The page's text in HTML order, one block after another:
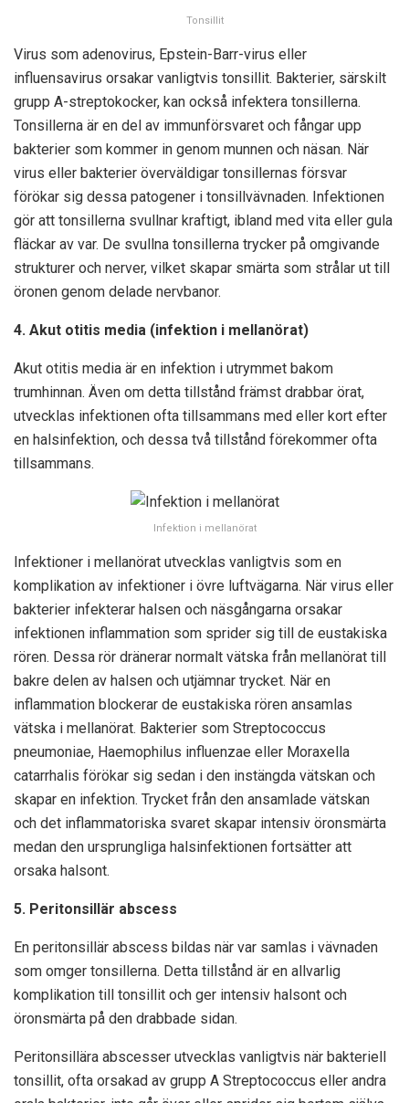
Tonsillit
Virus som adenovirus, Epstein-Barr-virus eller
influensavirus orsakar vanligtvis tonsillit. Bakterier, särskilt
grupp A-streptokocker, kan också infektera tonsillerna.
Tonsillerna är en del av immunförsvaret och fångar upp
bakterier som kommer in genom munnen och näsan. När
virus eller bakterier överväldigar tonsillernas försvar
förökar sig dessa patogener i tonsillvävnaden. Infektionen
gör att tonsillerna svullnar kraftigt, ibland med vita eller gula
fläckar av var. De svullna tonsillerna trycker på omgivande
strukturer och nerver, vilket skapar smärta som strålar ut till
öronen genom delade nervbanor.
4. Akut otitis media (infektion i mellanörat)
Akut otitis media är en infektion i utrymmet bakom
trumhinnan. Även om detta tillstånd främst drabbar örat,
utvecklas infektionen ofta tillsammans med eller kort efter
en halsinfektion, och dessa två tillstånd förekommer ofta
tillsammans.
Infektion i mellanörat
Infektioner i mellanörat utvecklas vanligtvis som en
komplikation av infektioner i övre luftvägarna. När virus eller
bakterier infekterar halsen och näsgångarna orsakar
infektionen inflammation som sprider sig till de eustakiska
rören. Dessa rör dränerar normalt vätska från mellanörat till
bakre delen av halsen och utjämnar trycket. När en
inflammation blockerar de eustakiska rören ansamlas
vätska i mellanörat. Bakterier som Streptococcus
pneumoniae, Haemophilus influenzae eller Moraxella
catarrhalis förökar sig sedan i den instängda vätskan och
skapar en infektion. Trycket från den ansamlade vätskan
och det inflammatoriska svaret skapar intensiv öronsmärta
medan den ursprungliga halsinfektionen fortsätter att
orsaka halsont.
5. Peritonsillär abscess
En peritonsillär abscess bildas när var samlas i vävnaden
som omger tonsillerna. Detta tillstånd är en allvarlig
komplikation till tonsillit och ger intensiv halsont och
öronsmärta på den drabbade sidan.
Peritonsillära abscesser utvecklas vanligtvis när bakteriell
tonsillit, ofta orsakad av grupp A Streptococcus eller andra